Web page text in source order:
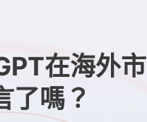
在海外市
了嗎？